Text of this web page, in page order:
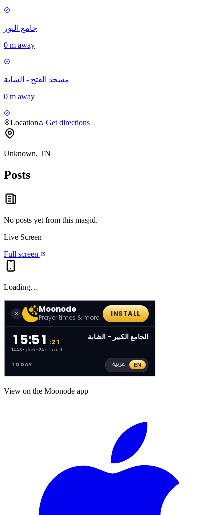
جامع النور
0 m away
مسجد الفتح - الشابة
0 m away
Location Get directions
Unknown, TN
Posts
No posts yet from this masjid.
Live Screen
Full screen
Loading…
View on the Moonode app